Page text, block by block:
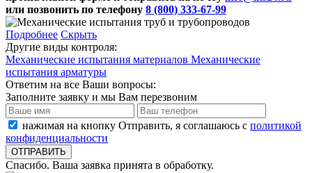
или позвонить по телефону 8 (800) 333-67-99
Подробнее Скрыть
Другие виды контроля:
Механические испытания материалов Механические
испытания арматуры
Ответим на все Ваши вопросы:
Заполните заявку и мы Вам перезвоним
нажимая на кнопку Отправить, я соглашаюсь с политикой
конфиденциальности
Спасибо. Ваша заявка принята в обработку.